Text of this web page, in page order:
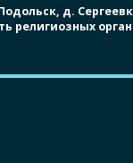
д.
религиозных